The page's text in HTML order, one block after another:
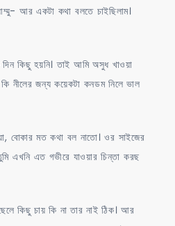
আর একটা কথা বলতে চাইছিলাম।
কিছু হয়নি। তাই আমি অসুধ খাওয়া
নীলের জন্য কয়েকটা কনডম নিলে ভাল
বোকার মত কথা বল নাতো। ওর সাইজের
এখনি এত গভীরে যাওয়ার চিন্তা করছ
কিছু চায় কি না তার নাই ঠিক। আর